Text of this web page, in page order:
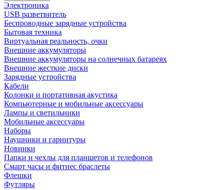
Электроника
USB разветвитель
Беспроводные зарядные устройства
Бытовая техника
Виртуальная реальность, очки
Внешние аккумуляторы
Внешние аккумуляторы на солнечных батареях
Внешние жесткие диски
Зарядные устройства
Кабели
Колонки и портативная акустика
Компьютерные и мобильные аксессуары
Лампы и светильники
Мобильные аксессуары
Наборы
Наушники и гарнитуры
Новинки
Папки и чехлы для планшетов и телефонов
Смарт часы и фитнес браслеты
Флешки
Футляры